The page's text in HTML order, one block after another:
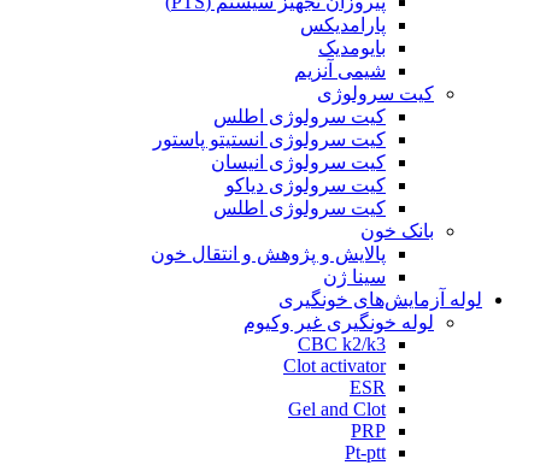
پارامدیکس
بایومدیک
شیمی آنزیم
کیت سرولوژی
کیت سرولوژی اطلس
کیت سرولوژی انستیتو پاستور
کیت سرولوژی انیسان
کیت سرولوژی دیاکو
کیت سرولوژی اطلس
بانک خون
پالایش و پژوهش و انتقال خون
سینا ژن
لوله آزمایش‌های خونگیری
لوله خونگیری غیر وکیوم
CBC k2/k3
Clot activator
ESR
Gel and Clot
PRP
Pt-ptt